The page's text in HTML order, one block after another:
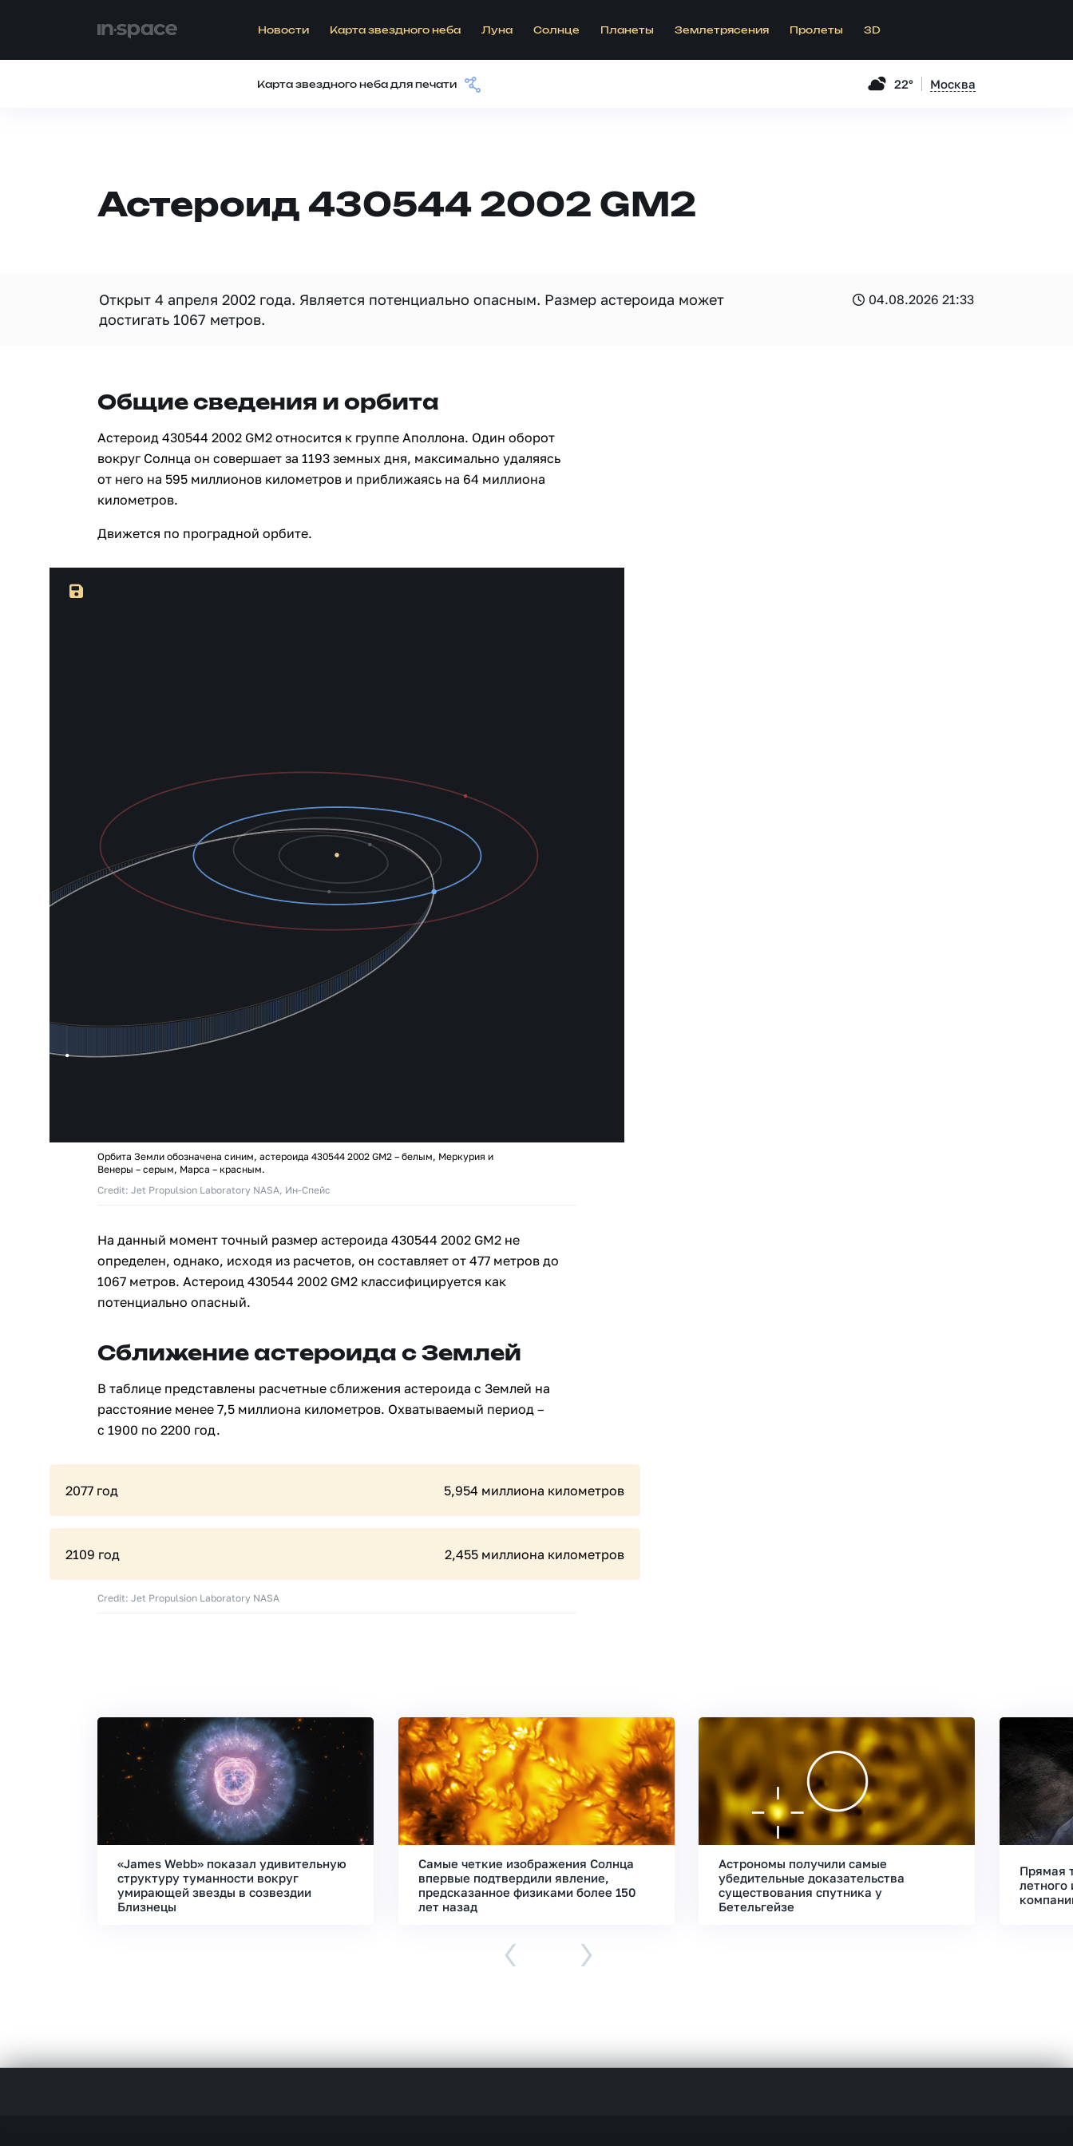
Новости Карта звездного неба Луна Солнце Планеты Землетрясения Пролеты 3D
Карта звездного неба для печати 22° Москва
Астероид 430544 2002 GM2
Открыт 4 апреля 2002 года. Является потенциально опасным. Размер астероида может
достигать 1067 метров.
04.08.2026 21:33
Общие сведения и орбита
Астероид 430544 2002 GM2 относится к группе Аполлона. Один оборот
вокруг Солнца он совершает за 1193 земных дня, максимально удаляясь
от него на 595 миллионов километров и приближаясь на 64 миллиона
километров.
Движется по проградной орбите.
Орбита Земли обозначена синим, астероида 430544 2002 GM2 – белым, Меркурия и
Венеры – серым, Марса – красным.
Credit: Jet Propulsion Laboratory NASA, Ин-Спейс
На данный момент точный размер астероида 430544 2002 GM2 не
определен, однако, исходя из расчетов, он составляет от 477 метров до
1067 метров. Астероид 430544 2002 GM2 классифицируется как
потенциально опасный.
Сближение астероида с Землей
В таблице представлены расчетные сближения астероида с Землей на
расстояние менее 7,5 миллиона километров. Охватываемый период –
с 1900 по 2200 год.
2077 год 5,954 миллиона километров
2109 год 2,455 миллиона километров
Credit: Jet Propulsion Laboratory NASA
«James Webb» показал удивительную
структуру туманности вокруг
умирающей звезды в созвездии
Близнецы
Самые четкие изображения Солнца
впервые подтвердили явление,
предсказанное физиками более 150
лет назад
Астрономы получили самые
убедительные доказательства
существования спутника у
Бетельгейзе
Прямая
летного
‹ ›